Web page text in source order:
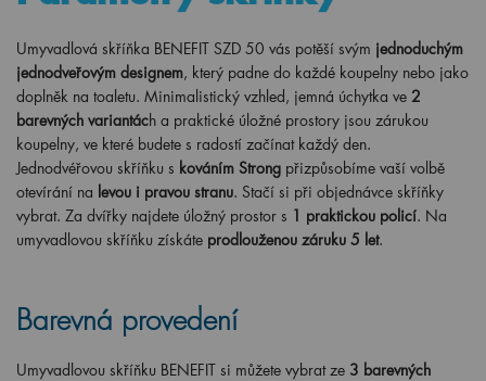
Umyvadlová skříňka BENEFIT SZD 50 vás potěší svým jednoduchým
jednodveřovým designem, který padne do každé koupelny nebo jako
doplněk na toaletu. Minimalistický vzhled, jemná úchytka ve 2
barevných variantách a praktické úložné prostory jsou zárukou
koupelny, ve které budete s radostí začínat každý den.
Jednodvéřovou skříňku s kováním Strong přizpůsobíme vaší volbě
otevírání na levou i pravou stranu. Stačí si při objednávce skříňky
vybrat. Za dvířky najdete úložný prostor s 1 praktickou policí. Na
umyvadlovou skříňku získáte prodlouženou záruku 5 let.
Barevná provedení
Umyvadlovou skříňku BENEFIT si můžete vybrat ze 3 barevných